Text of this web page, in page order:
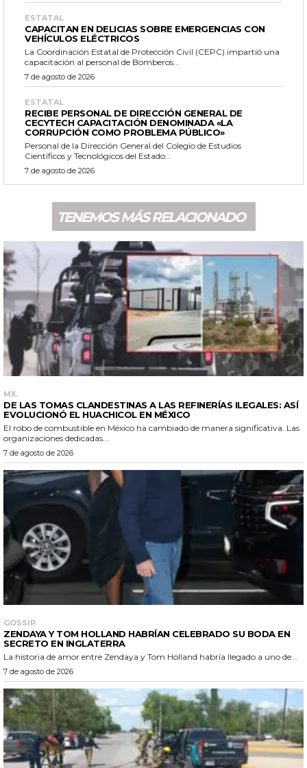
ESTATAL
CAPACITAN EN DELICIAS SOBRE EMERGENCIAS CON
VEHÍCULOS ELÉCTRICOS
La Coordinación Estatal de Protección Civil (CEPC) impartió una
capacitación al personal de Bomberos...
7 de agosto de 2026
ESTATAL
RECIBE PERSONAL DE DIRECCIÓN GENERAL DE
CECYTECH CAPACITACIÓN DENOMINADA «LA
CORRUPCIÓN COMO PROBLEMA PÚBLICO»
Personal de la Dirección General del Colegio de Estudios
Científicos y Tecnológicos del Estado...
7 de agosto de 2026
TENEMOS MÁS RELACIONADO
MX.
DE LAS TOMAS CLANDESTINAS A LAS REFINERÍAS ILEGALES: ASÍ
EVOLUCIONÓ EL HUACHICOL EN MÉXICO
El robo de combustible en México ha cambiado de manera significativa. Las
organizaciones dedicadas...
7 de agosto de 2026
GOSSIP
ZENDAYA Y TOM HOLLAND HABRÍAN CELEBRADO SU BODA EN
SECRETO EN INGLATERRA
La historia de amor entre Zendaya y Tom Holland habría llegado a uno de...
7 de agosto de 2026